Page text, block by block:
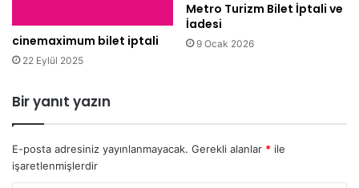
cinemaximum bilet iptali
22 Eylül 2025
Metro Turizm Bilet İptali ve
İadesi
9 Ocak 2026
Bir yanıt yazın
E-posta adresiniz yayınlanmayacak. Gerekli alanlar * ile
işaretlenmişlerdir